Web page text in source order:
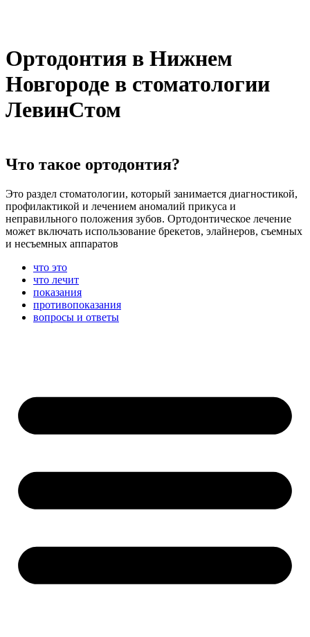
Ортодонтия в Нижнем
Новгороде в стоматологии
ЛевинСтом
Что такое ортодонтия?
Это раздел стоматологии, который занимается диагностикой,
профилактикой и лечением аномалий прикуса и
неправильного положения зубов. Ортодонтическое лечение
может включать использование брекетов, элайнеров, съемных
и несъемных аппаратов
что это
что лечит
показания
противопоказания
вопросы и ответы